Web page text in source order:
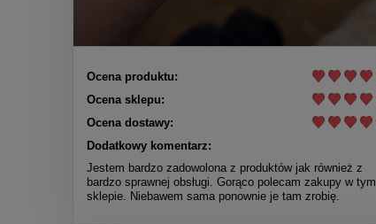
Ocena produktu:
Ocena sklepu:
Ocena dostawy:
Dodatkowy komentarz:
Jestem bardzo zadowolona z produktów jak również z
bardzo sprawnej obsługi. Gorąco polecam zakupy w tym
sklepie. Niebawem sama ponownie je tam zrobię.